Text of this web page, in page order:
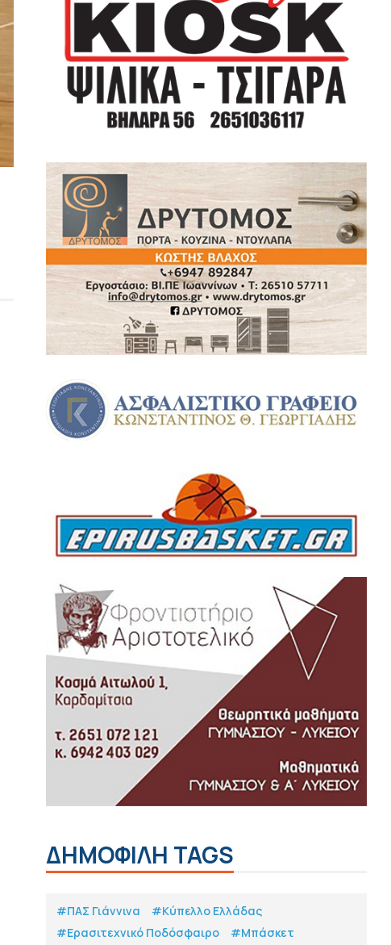
ΔΗΜΟΦΙΛΗ TAGS
#ΠΑΣ Γιάννινα
#Κύπελλο Ελλάδας
#Eρασιτεχνικό Ποδόσφαιρο
#Μπάσκετ